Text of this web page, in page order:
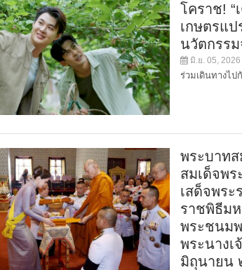
โคราช! “
เกษตรแ
นวัตกรร
มิ.ย. 05, 2026
ร่วมเดินทางไ
พระบาทส
สมเด็จพร
เสด็จพระ
ราชพิธีม
พระชนม
พระนางเ
มิถุนายน